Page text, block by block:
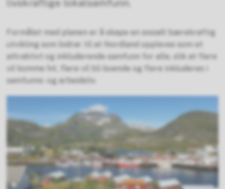
livskraftige lokalsamfunn.
Formålet med planen er å skape en sosialt bærekraftig
utvikling som bidrar til at Nordland oppleves som et
attraktivt og inkluderende samfunn for alle, slik at flere
vil komme hit, flere vil bli boende og flere inkluderes i
samfunns- og arbeidsliv.